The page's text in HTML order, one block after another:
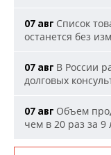
07 авг Список
останется без
07 авг В России
долговых
07 авг Объем
чем в 20 раз за 9